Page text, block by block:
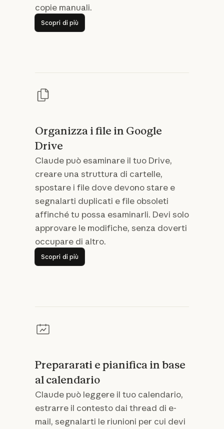
copie manuali.
Scopri di più
Scopri di più
Organizza i file in Google
Drive
Claude può esaminare il tuo Drive,
creare una struttura di cartelle,
spostare i file dove devono stare e
segnalarti duplicati e file obsoleti
affinché tu possa esaminarli. Devi solo
approvare le modifiche, senza doverti
occupare di altro.
Scopri di più
Scopri di più
Prepararati e pianifica in base
al calendario
Claude può leggere il tuo calendario,
estrarre il contesto dai thread di e-
mail, segnalarti le riunioni per cui devi